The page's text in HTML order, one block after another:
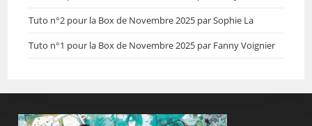
Tuto n°2 pour la Box de Novembre 2025 par Sophie La
Tuto n°1 pour la Box de Novembre 2025 par Fanny Voignier